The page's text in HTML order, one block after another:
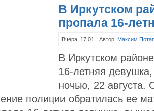
В Иркутском
пропала 16-
Вчера, 17:01 Автор: Максим
В Иркутском
16-летняя
ночью, 22 августа.
полиции обратилась ее